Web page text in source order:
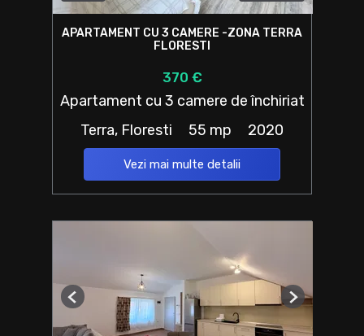
APARTAMENT CU 3 CAMERE -ZONA TERRA
FLORESTI
370 €
Apartament cu 3 camere de închiriat
Terra, Floresti
55 mp 2020
Vezi mai multe detalii
Previous Next